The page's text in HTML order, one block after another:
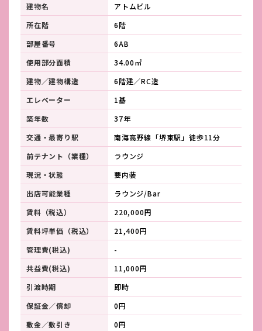
建物名
アトムビル
所在階
6階
部屋番号
6AB
使用部分面積
34.00㎡
建物／建物構造
6階建／RC造
エレベーター
1基
築年数
37年
交通・最寄り駅
南海高野線「堺東駅」徒歩11分
前テナント（業種）
ラウンジ
現況・状態
要内装
出店可能業種
ラウンジ/Bar
賃料（税込）
220,000円
賃料坪単価（税込）
21,400円
管理費(税込)
-
共益費(税込)
11,000円
引渡時期
即時
保証金／償却
0円
敷金／敷引き
0円